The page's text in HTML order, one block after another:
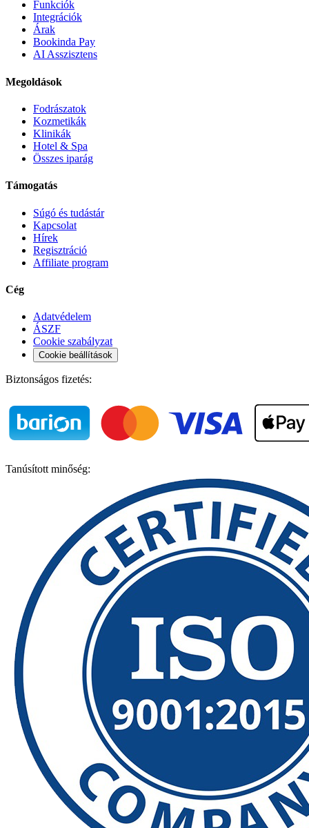
Funkciók
Integrációk
Árak
Bookinda Pay
AI Asszisztens
Megoldások
Fodrászatok
Kozmetikák
Klinikák
Hotel & Spa
Összes iparág
Támogatás
Súgó és tudástár
Kapcsolat
Hírek
Regisztráció
Affiliate program
Cég
Adatvédelem
ÁSZF
Cookie szabályzat
Cookie beállítások
Biztonságos fizetés:
Tanúsított minőség: